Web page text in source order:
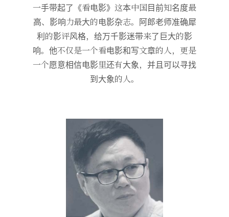
一手带起了《看电影》这本中国目前知名度最
高、影响力最大的电影杂志。阿郎老师准确犀
利的影评风格，给万千影迷带来了巨大的影
响。他不仅是一个看电影和写文章的人，更是
一个愿意相信电影里还有大象，并且可以寻找
到大象的人。